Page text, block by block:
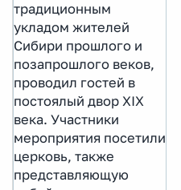
традиционным
укладом жителей
Сибири прошлого и
позапрошлого веков,
проводил гостей в
постоялый двор XIX
века. Участники
мероприятия посетили
церковь, также
представляющую